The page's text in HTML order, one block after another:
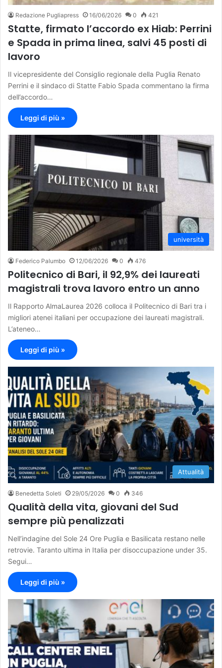
Redazione Pugliapress 16/06/2026 0 421
Statte, firmato l’accordo ex Hiab: Perrini
e Spada in prima linea, salvi 45 posti di
lavoro
Il vicepresidente del Consiglio regionale della Puglia Renato
Perrini e il sindaco di Statte Fabio Spada commentano la firma
dell’accordo…
Leggi di più »
università
Federico Palumbo 12/06/2026 0 476
Politecnico di Bari, il 92,9% dei laureati
magistrali trova lavoro entro un anno
Il Rapporto AlmaLaurea 2026 colloca il Politecnico di Bari tra i
migliori atenei italiani per occupazione dei laureati magistrali.
L’ateneo…
Leggi di più »
Attualità
Benedetta Soleti 29/05/2026 0 346
Qualità della vita, giovani del Sud
sempre più penalizzati
Nell’indagine del Sole 24 Ore Puglia e Basilicata restano nelle
retrovie. Taranto ultima in Italia per disoccupazione under 35.
Segui…
Leggi di più »